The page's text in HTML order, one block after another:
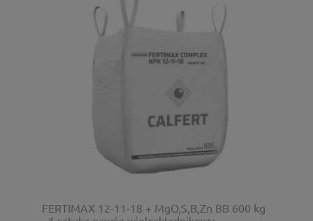
FERTIMAX 12-11-18 + MgO,S,B,Zn BB 600 kg